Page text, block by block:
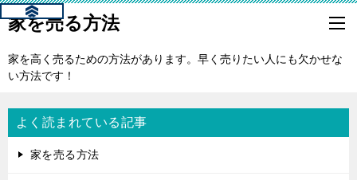
家を売る方法
家を高く売るための方法があります。早く売りたい人にも欠かせな
い方法です！
よく読まれている記事
家を売る方法